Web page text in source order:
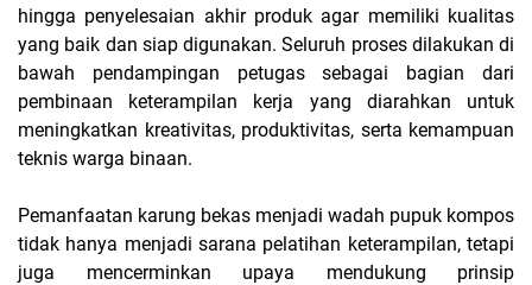
hingga penyelesaian akhir produk agar memiliki kualitas
yang baik dan siap digunakan. Seluruh proses dilakukan di
bawah pendampingan petugas sebagai bagian dari
pembinaan keterampilan kerja yang diarahkan untuk
meningkatkan kreativitas, produktivitas, serta kemampuan
teknis warga binaan.
Pemanfaatan karung bekas menjadi wadah pupuk kompos
tidak hanya menjadi sarana pelatihan keterampilan, tetapi
juga mencerminkan upaya mendukung prinsip